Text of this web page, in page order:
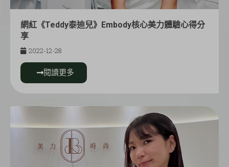
網紅《Teddy泰迪兒》Embody核心美力體驗心得分
享
2022-12-28
閱讀更多